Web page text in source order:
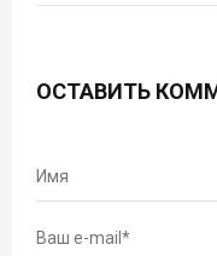
ОСТАВИТЬ